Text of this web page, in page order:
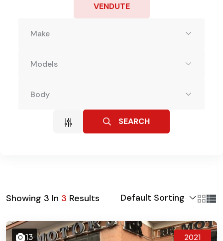
VENDUTE
Make
Models
Body
SEARCH
Showing 3 In 3 Results Default Sorting
13 2021